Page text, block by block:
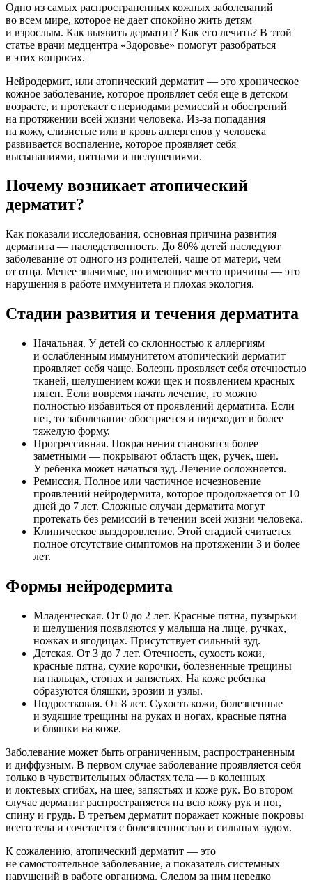
Одно из самых распространенных кожных заболеваний
во всем мире, которое не дает спокойно жить детям
и взрослым. Как выявить дерматит? Как его лечить? В этой
статье врачи медцентра «Здоровье» помогут разобраться
в этих вопросах.
Нейродермит, или атопический дерматит — это хроническое
кожное заболевание, которое проявляет себя еще в детском
возрасте, и протекает с периодами ремиссий и обострений
на протяжении всей жизни человека. Из-за попадания
на кожу, слизистые или в кровь аллергенов у человека
развивается воспаление, которое проявляет себя
высыпаниями, пятнами и шелушениями.
Почему возникает атопический
дерматит?
Как показали исследования, основная причина развития
дерматита — наследственность. До 80% детей наследуют
заболевание от одного из родителей, чаще от матери, чем
от отца. Менее значимые, но имеющие место причины — это
нарушения в работе иммунитета и плохая экология.
Стадии развития и течения дерматита
Начальная. У детей со склонностью к аллергиям
и ослабленным иммунитетом атопический дерматит
проявляет себя чаще. Болезнь проявляет себя отечностью
тканей, шелушением кожи щек и появлением красных
пятен. Если вовремя начать лечение, то можно
полностью избавиться от проявлений дерматита. Если
нет, то заболевание обостряется и переходит в более
тяжелую форму.
Прогрессивная. Покраснения становятся более
заметными — покрывают область щек, ручек, шеи.
У ребенка может начаться зуд. Лечение осложняется.
Ремиссия. Полное или частичное исчезновение
проявлений нейродермита, которое продолжается от 10
дней до 7 лет. Сложные случаи дерматита могут
протекать без ремиссий в течении всей жизни человека.
Клиническое выздоровление. Этой стадией считается
полное отсутствие симптомов на протяжении 3 и более
лет.
Формы нейродермита
Младенческая. От 0 до 2 лет. Красные пятна, пузырьки
и шелушения появляются у малыша на лице, ручках,
ножках и ягодицах. Присутствует сильный зуд.
Детская. От 3 до 7 лет. Отечность, сухость кожи,
красные пятна, сухие корочки, болезненные трещины
на пальцах, стопах и запястьях. На коже ребенка
образуются бляшки, эрозии и узлы.
Подростковая. От 8 лет. Сухость кожи, болезненные
и зудящие трещины на руках и ногах, красные пятна
и бляшки на коже.
Заболевание может быть ограниченным, распространенным
и диффузным. В первом случае заболевание проявляется себя
только в чувствительных областях тела — в коленных
и локтевых сгибах, на шее, запястьях и коже рук. Во втором
случае дерматит распространяется на всю кожу рук и ног,
спину и грудь. В третьем дерматит поражает кожные покровы
всего тела и сочетается с болезненностью и сильным зудом.
К сожалению, атопический дерматит — это
не самостоятельное заболевание, а показатель системных
нарушений в работе организма. Следом за ним нередко